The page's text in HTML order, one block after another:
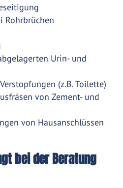
Rohrbrüchen
Urin- und
(z.B. Toilette)
von Zement- und
von Hausanschlüssen
bei der Beratung